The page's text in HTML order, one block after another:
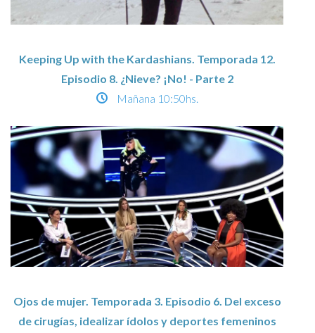
Keeping Up with the Kardashians. Temporada 12.
Episodio 8. ¿Nieve? ¡No! - Parte 2
Mañana 10:50hs.
Ojos de mujer. Temporada 3. Episodio 6. Del exceso
de cirugías, idealizar ídolos y deportes femeninos